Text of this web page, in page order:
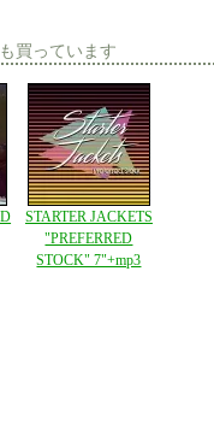
買っています
STARTER JACKETS
"PREFERRED
STOCK" 7"+mp3